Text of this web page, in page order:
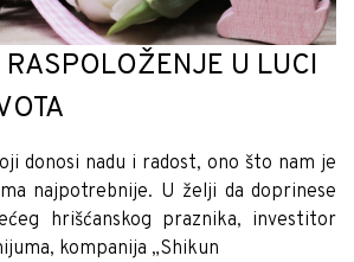
U LUCI
donosi nadu i radost, ono što nam je
najpotrebnije. U želji da doprinese
hrišćanskog praznika, investitor
kompanija „Shikun